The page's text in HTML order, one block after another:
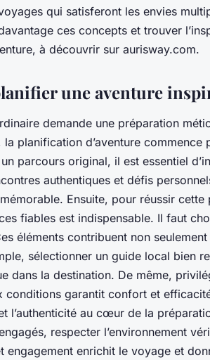
qui satisferont les envies
ces concepts et trouver
à découvrir sur aurisway.com.
une aventure
demande une préparation
planification d’aventure commence
parcours original, il est essentiel
authentiques et défis
Ensuite, pour réussir cette
fiables est indispensable. Il faut
éléments contribuent non
sélectionner un guide local bien
dans la destination. De même,
conditions garantit confort et
l’authenticité au cœur de la
respecter l’environnement
engagement enrichit le voyage et